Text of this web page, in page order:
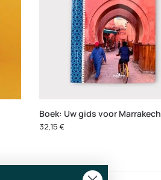
Boek: Uw gids voor Marrakech
32,15€